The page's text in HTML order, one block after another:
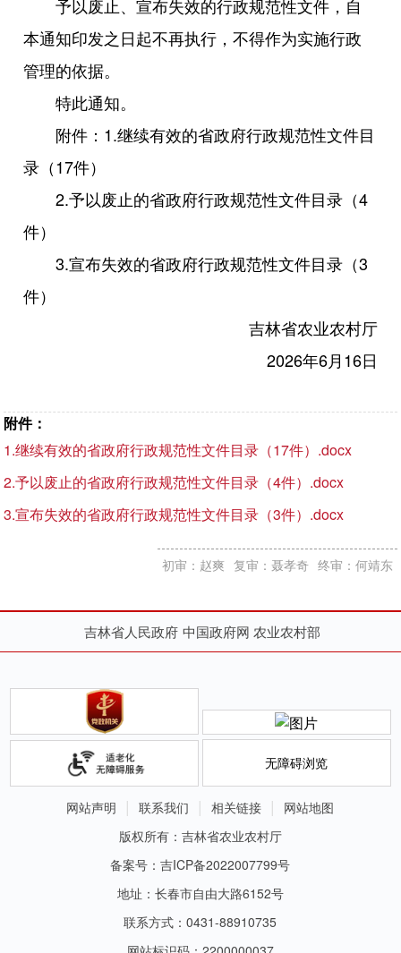
予以废止、宣布失效的行政规范性文件，自
本通知印发之日起不再执行，不得作为实施行政
管理的依据。
特此通知。
附件：1.继续有效的省政府行政规范性文件目
录（17件）
2.予以废止的省政府行政规范性文件目录（4
件）
3.宣布失效的省政府行政规范性文件目录（3
件）
吉林省农业农村厅
2026年6月16日
附件：
1.继续有效的省政府行政规范性文件目录（17件）.docx
2.予以废止的省政府行政规范性文件目录（4件）.docx
3.宣布失效的省政府行政规范性文件目录（3件）.docx
初审：赵爽 复审：聂孝奇 终审：何靖东
吉林省人民政府 中国政府网 农业农村部
无障碍浏览
网站声明 联系我们 相关链接
网站地图
版权所有：吉林省农业农村厅
备案号：吉ICP备2022007799号
地址：长春市自由大路6152号
联系方式：0431-88910735